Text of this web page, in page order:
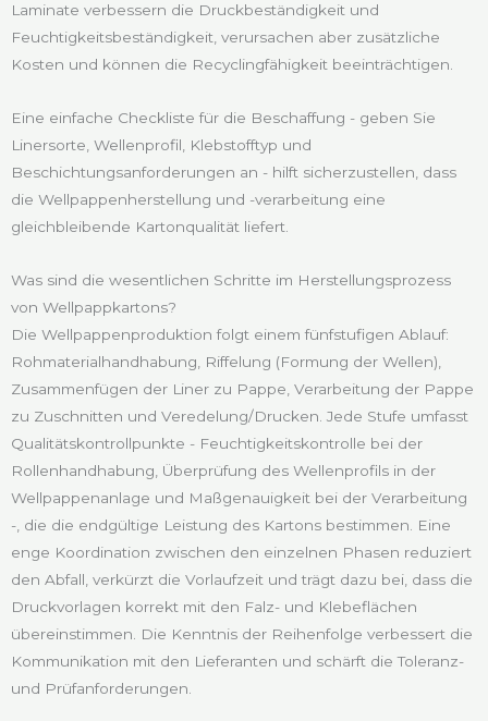
Laminate verbessern die Druckbeständigkeit und
Feuchtigkeitsbeständigkeit, verursachen aber zusätzliche
Kosten und können die Recyclingfähigkeit beeinträchtigen.
Eine einfache Checkliste für die Beschaffung - geben Sie
Linersorte, Wellenprofil, Klebstofftyp und
Beschichtungsanforderungen an - hilft sicherzustellen, dass
die Wellpappenherstellung und -verarbeitung eine
gleichbleibende Kartonqualität liefert.
Was sind die wesentlichen Schritte im Herstellungsprozess
von Wellpappkartons?
Die Wellpappenproduktion folgt einem fünfstufigen Ablauf:
Rohmaterialhandhabung, Riffelung (Formung der Wellen),
Zusammenfügen der Liner zu Pappe, Verarbeitung der Pappe
zu Zuschnitten und Veredelung/Drucken. Jede Stufe umfasst
Qualitätskontrollpunkte - Feuchtigkeitskontrolle bei der
Rollenhandhabung, Überprüfung des Wellenprofils in der
Wellpappenanlage und Maßgenauigkeit bei der Verarbeitung
-, die die endgültige Leistung des Kartons bestimmen. Eine
enge Koordination zwischen den einzelnen Phasen reduziert
den Abfall, verkürzt die Vorlaufzeit und trägt dazu bei, dass die
Druckvorlagen korrekt mit den Falz- und Klebeflächen
übereinstimmen. Die Kenntnis der Reihenfolge verbessert die
Kommunikation mit den Lieferanten und schärft die Toleranz-
und Prüfanforderungen.